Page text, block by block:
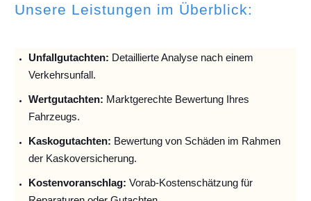
Unsere Leistungen im Überblick:
Unfallgutachten: Detaillierte Analyse nach einem
Verkehrsunfall.
Wertgutachten: Marktgerechte Bewertung Ihres
Fahrzeugs.
Kaskogutachten: Bewertung von Schäden im Rahmen
der Kaskoversicherung.
Kostenvoranschlag: Vorab-Kostenschätzung für